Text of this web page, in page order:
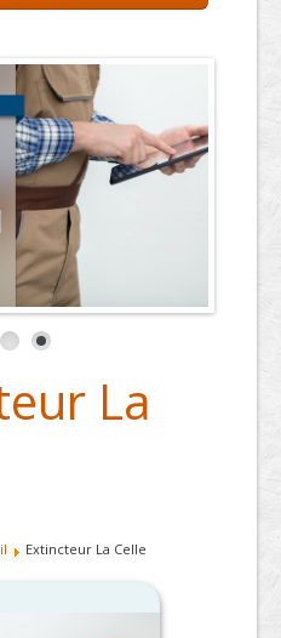
La
Extincteur La Celle